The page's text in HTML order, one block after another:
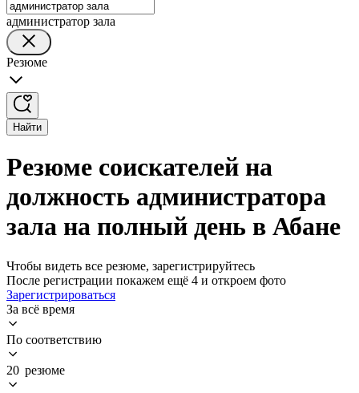
администратор зала
Резюме
Найти
Резюме соискателей на
должность администратора
зала на полный день в Абане
Чтобы видеть все резюме, зарегистрируйтесь
После регистрации покажем ещё 4 и откроем фото
Зарегистрироваться
За всё время
По соответствию
20 резюме